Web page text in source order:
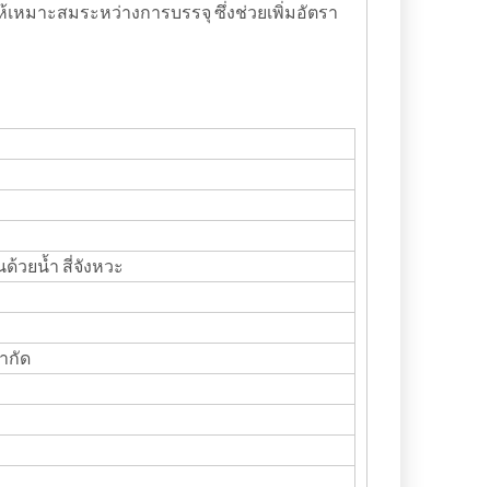
มาะสมระหว่างการบรรจุ ซึ่งช่วยเพิ่มอัตรา
วยน้ำ สี่จังหวะ
กัด